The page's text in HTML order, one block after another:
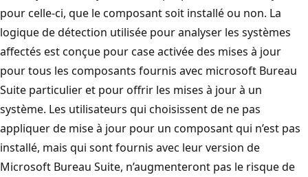
pour celle-ci, que le composant soit installé ou non. La
logique de détection utilisée pour analyser les systèmes
affectés est conçue pour case activée des mises à jour
pour tous les composants fournis avec microsoft Bureau
Suite particulier et pour offrir les mises à jour à un
système. Les utilisateurs qui choisissent de ne pas
appliquer de mise à jour pour un composant qui n’est pas
installé, mais qui sont fournis avec leur version de
Microsoft Bureau Suite, n’augmenteront pas le risque de